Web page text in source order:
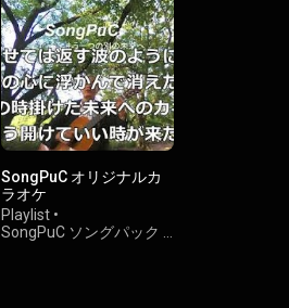
SongPuC オリジナルカ
ラオケ
Playlist•
SongPuC ソングパック